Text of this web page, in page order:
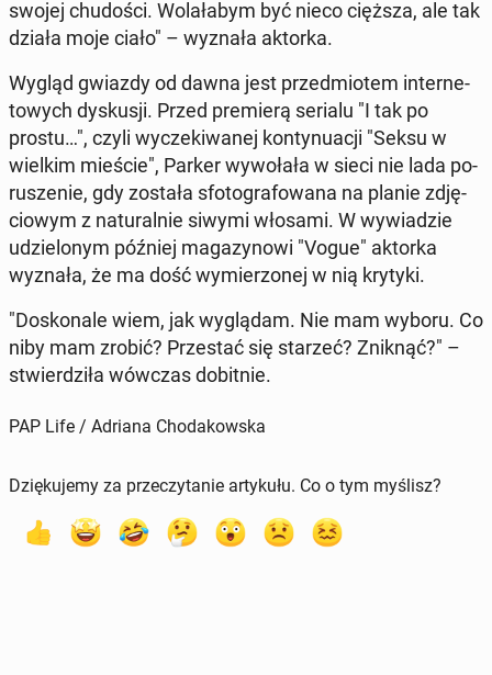
swojej chu­do­ści. Wo­la­ła­bym być nieco cięższa, ale tak
działa moje ciało" – wyznała aktorka.
Wygląd gwiazdy od dawna jest przed­mio­tem in­ter­ne­
to­wych dys­ku­sji. Przed pre­mie­rą serialu "I tak po
prostu…", czyli wy­cze­ki­wa­nej kon­ty­nu­acji "Seksu w
wielkim mieście", Parker wy­wo­ła­ła w sieci nie lada po­
ru­sze­nie, gdy została sfo­to­gra­fo­wa­na na planie zdję­
cio­wym z na­tu­ral­nie siwymi włosami. W wy­wia­dzie
udzie­lo­nym później ma­ga­zy­no­wi "Vogue" aktorka
wyznała, że ma dość wy­mie­rzo­nej w nią krytyki.
"Do­sko­na­le wiem, jak wy­glą­dam. Nie mam wyboru. Co
niby mam zrobić? Prze­stać się starzeć? Zniknąć?" –
stwier­dzi­ła wówczas do­bit­nie.
PAP Life / Adriana Chodakowska
Dziękujemy za przeczytanie artykułu. Co o tym myślisz?